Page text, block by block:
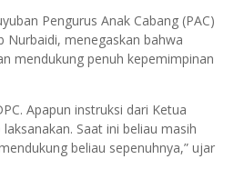
Pengurus Anak Cabang (PAC)
Nurbaidi, menegaskan bahwa
mendukung penuh kepemimpinan
Apapun instruksi dari Ketua
Saat ini beliau masih
beliau sepenuhnya,” ujar